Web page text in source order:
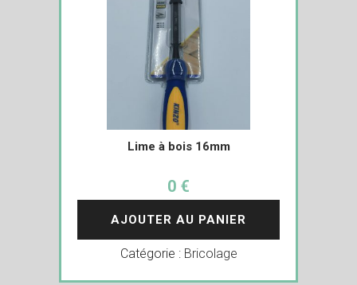
Lime à bois 16mm
0 €
AJOUTER AU PANIER
Catégorie : Bricolage